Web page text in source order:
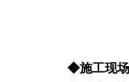
◆施工现